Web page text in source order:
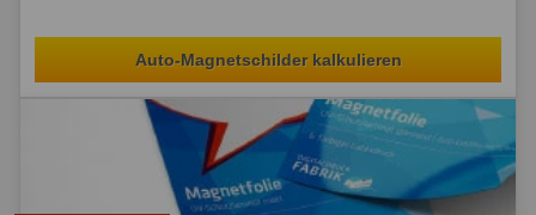
Auto-Magnetschilder kalkulieren